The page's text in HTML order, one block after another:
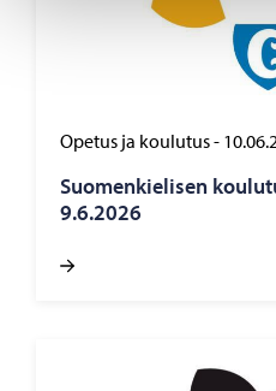
Opetus ja koulutus-
Suo­men­kie­li­sen
9.6.2026